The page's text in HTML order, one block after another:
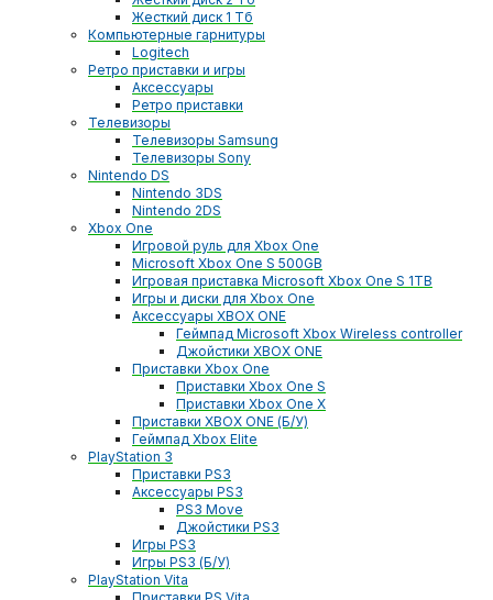
Жесткий диск 1 Тб
Компьютерные гарнитуры
Logitech
Ретро приставки и игры
Аксессуары
Ретро приставки
Телевизоры
Телевизоры Samsung
Телевизоры Sony
Nintendo DS
Nintendo 3DS
Nintendo 2DS
Xbox One
Игровой руль для Xbox One
Microsoft Xbox One S 500GB
Игровая приставка Microsoft Xbox One S 1TB
Игры и диски для Xbox One
Аксессуары XBOX ONE
Геймпад Microsoft Xbox Wireless controller
Джойстики XBOX ONE
Приставки Xbox One
Приставки Xbox One S
Приставки Xbox One X
Приставки XBOX ONE (Б/У)
Геймпад Xbox Elite
PlayStation 3
Приставки PS3
Аксессуары PS3
PS3 Move
Джойстики PS3
Игры PS3
Игры PS3 (Б/У)
PlayStation Vita